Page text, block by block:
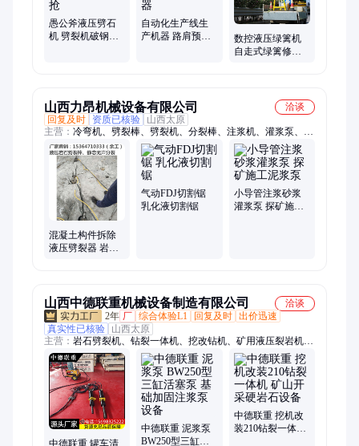
送泵、煤矿堵漏注浆机、桥梁堵漏灰浆泵、高压注浆灌浆泵、三
缸卧式注浆机
愚公斧液压劈石
机 劈裂机破钢筋
自动化生产线生
产机器 路肩预制
数控液压绿篱机
自走式绿篱修剪
山西力昂机械设备有限公司
洽谈
回复及时
资质已核验
山西太原
主营： 冷弯机、劈裂棒、劈裂机、分裂棒、注浆机、灌浆泵、泥
浆泵、输送泵、注浆泵、砂浆泵、弯拱机、弯管机、卷圆机、压
浆机、张拉机、张拉千斤顶、气动带锯、隔膜泵、沙浆泵、智能
张拉、智能压浆、气动切割锯、BW泥浆泵、无火花切割锯
混凝土构件拆除
液压劈裂器 岩石
气动FDJ切割锯
乳化液切割锯
小导管注浆砂浆
灌浆泵 探矿施工
山西中德联重机械设备制造有限公司
洽谈
2年 厂 综合体验L1 回复及时 出价迅速
真实性已核验
山西太原
主营： 岩石劈裂机、钻裂一体机、挖改钻机、矿用液压裂岩机、
岩石分裂机、岩石劈裂棒、挖改光伏钻
中德联重 罐车清
中德联重 泥浆泵
BW250型三缸活
中德联重 挖机改
装210钻裂一体机